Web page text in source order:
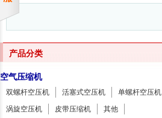
产品分类
空气压缩机
双螺杆空压机 活塞式空压机
单螺杆空压机
涡旋空压机
皮带压缩机 其他